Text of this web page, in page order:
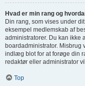
Hvad er min rang og
Din rang, som vises under
eksempel medlemskab af
administratorer. Du kan ikke
boardadministrator. Misbrug
indlæg blot for at forøge din
redaktør eller administrator
Top